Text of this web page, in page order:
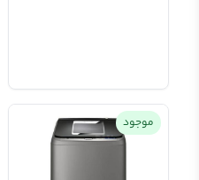
موجود